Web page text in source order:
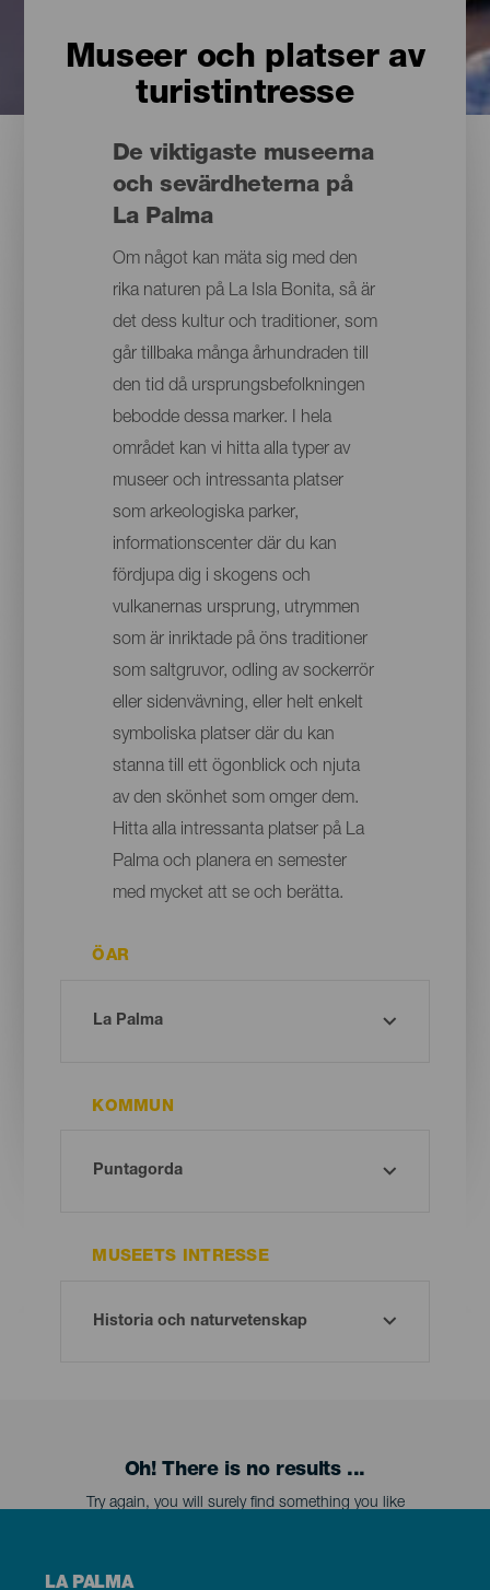
Museer och platser av
turistintresse
De viktigaste museerna
och sevärdheterna på
La Palma
Om något kan mäta sig med den
rika naturen på La Isla Bonita, så är
det dess kultur och traditioner, som
går tillbaka många århundraden till
den tid då ursprungsbefolkningen
bebodde dessa marker. I hela
området kan vi hitta alla typer av
museer och intressanta platser
som arkeologiska parker,
informationscenter där du kan
fördjupa dig i skogens och
vulkanernas ursprung, utrymmen
som är inriktade på öns traditioner
som saltgruvor, odling av sockerrör
eller sidenvävning, eller helt enkelt
symboliska platser där du kan
stanna till ett ögonblick och njuta
av den skönhet som omger dem.
Hitta alla intressanta platser på La
Palma och planera en semester
med mycket att se och berätta.
ÖAR
KOMMUN
MUSEETS INTRESSE
Oh! There is no results ...
Try again, you will surely find something you like
Menú
LA PALMA